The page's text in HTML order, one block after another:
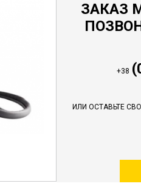
ЗАКАЗ
+38
ИЛИ ОСТАВЬТЕ